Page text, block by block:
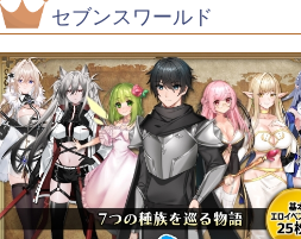
セブンスワールド